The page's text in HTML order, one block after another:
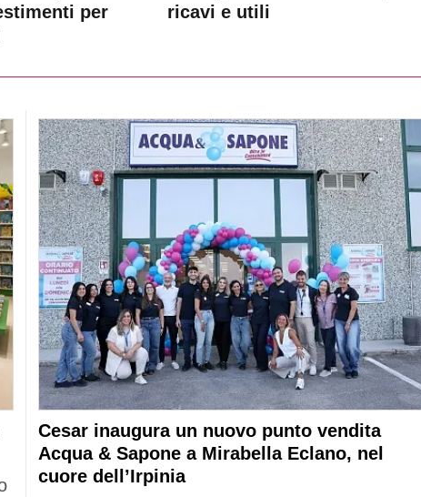
per
ricavi e utili
Cesar inaugura un nuovo punto vendita
Acqua & Sapone a Mirabella Eclano, nel
cuore dell’Irpinia